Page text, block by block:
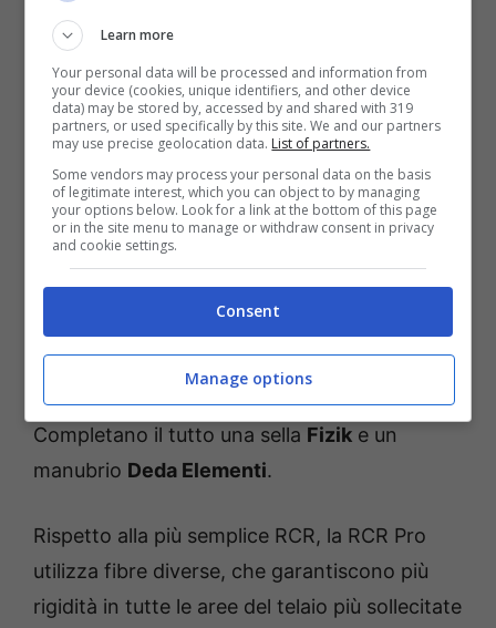
pronta ad adattarsi sia per le grandi tappe di
montagna sia per le corse più adatte ai
velocisti. Telaio e forcella garantiscono una
resa aerodinamica davvero d’altissimo livello,
comprovata in galleria del vento.
Il peso è disoli 6,9 chilogramminella sua
versione completa di componentistica che, a
proposito, non lascia nulla al caso. Le ruote
sono firmate
gruppo trasmissione è affidato al
premiatissimoShimano Dura-Ace.
Completano il tutto una sella Fizik e un
manubrio Deda Elementi.
Rispetto alla più semplice RCR, la RCR Pro
utilizza fibre diverse, che garantiscono più
rigidità in tutte le aree del telaio più sollecitate
Learn more
Your personal data will be processed and information from
your device (cookies, unique identifiers, and other device
data) may be stored by, accessed by and shared with 319
partners, or used specifically by this site. We and our partners
may use precise geolocation data. List of partners.
Some vendors may process your personal data on the basis
of legitimate interest, which you can object to by managing
your options below. Look for a link at the bottom of this page
or in the site menu to manage or withdraw consent in privacy
and cookie settings.
Consent
Manage options